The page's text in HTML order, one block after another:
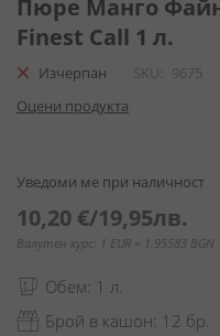
началото
на
галерия
снимки
Пюре Манго
Finest Call 1 л.
Изчерпан SKU
9675
Оцени продукта
Уведоми ме при наличност
10,20 €/19,95лв.
Валутен курс: 1 EUR = 1.95583 BGN
Обем: 1 л.
Брой в кашон: 12 бр.